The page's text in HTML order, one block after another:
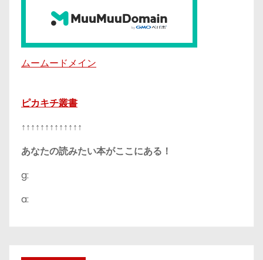
ムームードメイン
ピカキチ叢書
↑↑↑↑↑↑↑↑↑↑↑↑↑
あなたの読みたい本がここにある！
g:
a: